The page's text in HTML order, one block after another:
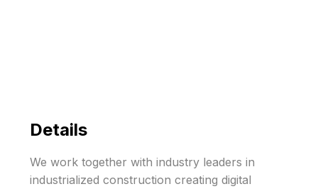
Details
We work together with industry leaders in
industrialized construction creating digital